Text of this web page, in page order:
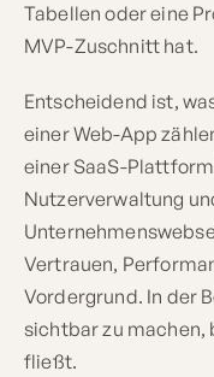
Tabellen oder eine
MVP-Zuschnitt hat.
Entscheidend ist,
einer Web-App
einer SaaS-
Nutzerverwaltung
Vertrauen,
Vordergrund. In der
sichtbar zu machen,
fließt.